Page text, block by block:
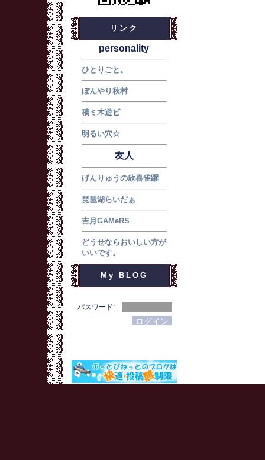
リンク
personality
ひとりごと。
ぼんやり秋村
積ミ木遊ビ
明るい穴☆
友人
げんりゅうの欣喜雀躍
琵琶湖らいだぁ
吉月GAMeRS
どうせならおいしい方が
いいです。
My BLOG
パスワード: